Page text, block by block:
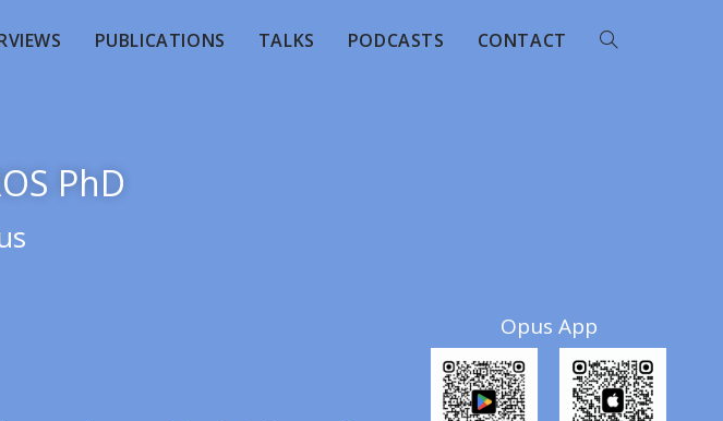
PUBLICATIONS TALKS PODCASTS CONTACT
PhD
Opus App